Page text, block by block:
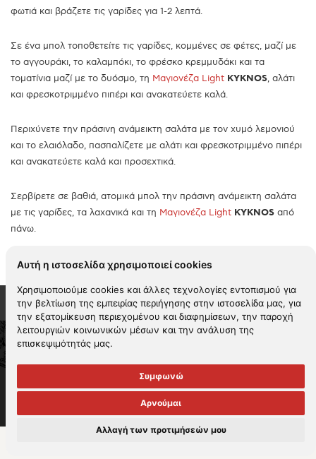
Αυτή η ιστοσελίδα χρησιμοποιεί cookies
Χρησιμοποιούμε cookies και άλλες τεχνολογίες εντοπισμού για
την βελτίωση της εμπειρίας περιήγησης στην ιστοσελίδα μας, για
την εξατομίκευση περιεχομένου και διαφημίσεων, την παροχή
λειτουργιών κοινωνικών μέσων και την ανάλυση της
επισκεψιμότητάς μας.
Συμφωνώ
Αρνούμαι
Αλλαγή των προτιμήσεών μου
φωτιά και βράζετε τις γαρίδες για 1-2 λεπτά.
Σε ένα μπολ τοποθετείτε τις γαρίδες, κομμένες σε φέτες, μαζί με
το αγγουράκι, το καλαμπόκι, το φρέσκο κρεμμυδάκι και τα
τοματίνια μαζί με το δυόσμο, τη Μαγιονέζα Light KYKNOS, αλάτι
και φρεσκοτριμμένο πιπέρι και ανακατεύετε καλά.
Περιχύνετε την πράσινη ανάμεικτη σαλάτα με τον χυμό λεμονιού
και το ελαιόλαδο, πασπαλίζετε με αλάτι και φρεσκοτριμμένο πιπέρι
και ανακατεύετε καλά και προσεχτικά.
Σερβίρετε σε βαθιά, ατομικά μπολ την πράσινη ανάμεικτη σαλάτα
με τις γαρίδες, τα λαχανικά και τη Μαγιονέζα Light KYKNOS από
πάνω.
2026 KYKNOS. All rights reserved -
απορρήτου-Πολιτική cookies-Περιβαλλοντική πολιτική
Πολιτική εταιρικής ηθικής
παρενόχλησης & Διαχείρισης καταγγελιών
ασφάλειας στην εργασία
RADIAL